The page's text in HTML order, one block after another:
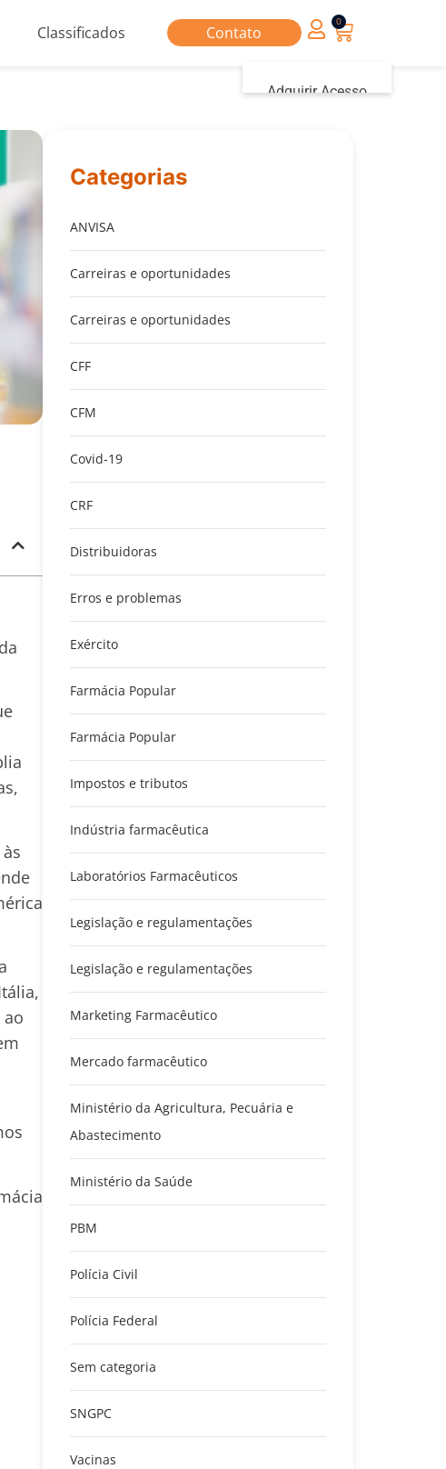
Classificados Contato
Adquirir Acesso
0
Categorias
ANVISA
Carreiras e oportunidades
Carreiras e oportunidades
CFF
CFM
Covid-19
CRF
Distribuidoras
Erros e problemas
Exército
Farmácia Popular
Farmácia Popular
Impostos e tributos
Indústria farmacêutica
Laboratórios Farmacêuticos
Legislação e regulamentações
Legislação e regulamentações
Marketing Farmacêutico
Mercado farmacêutico
Ministério da Agricultura, Pecuária e
Abastecimento
Ministério da Saúde
PBM
Polícia Civil
Polícia Federal
Sem categoria
SNGPC
Vacinas